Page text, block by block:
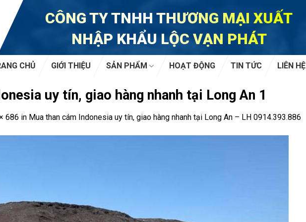
CÔNG TY TNHH THƯƠNG MẠI XUẤT
NHẬP KHẨU LỘC VẠN PHÁT
CHỦ GIỚI THIỆU SẢN PHẨM HOẠT ĐỘNG TIN TỨC LIÊN HỆ
uy tín, giao hàng nhanh tại Long An 1
686 in Mua than cám Indonesia uy tín, giao hàng nhanh tại Long An – LH 0914.393.886